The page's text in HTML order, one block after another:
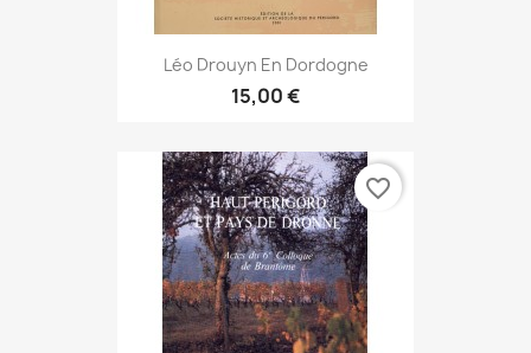
Léo Drouyn En Dordogne
15,00 €
favorite_border